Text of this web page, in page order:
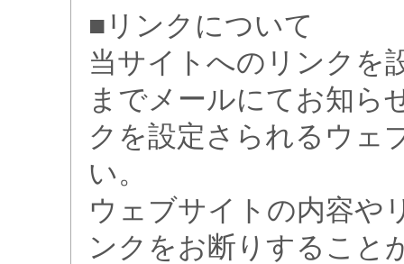
■リンクについて
当サイトへのリンクを
までメールにてお知ら
クを設定さられるウェ
い。
ウェブサイトの内容や
ンクをお断りすること